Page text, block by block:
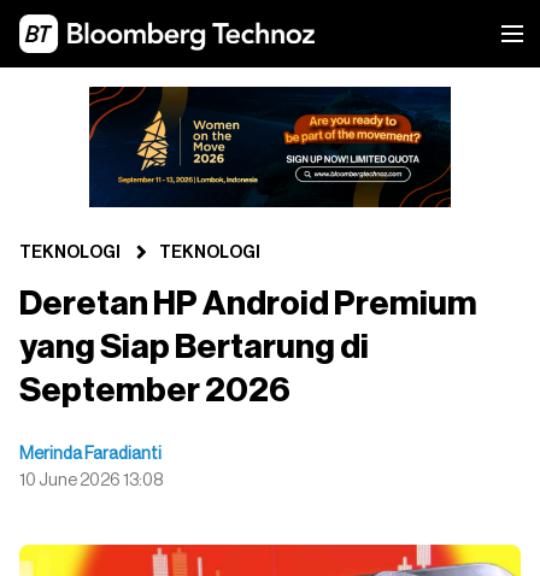
TEKNOLOGI TEKNOLOGI
Deretan HP Android Premium
yang Siap Bertarung di
September 2026
Merinda Faradianti
10 June 2026 13:08